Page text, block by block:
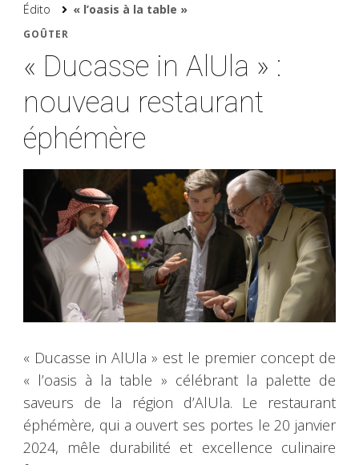
Édito « l’oasis à la table »
GOÛTER
« Ducasse in AlUla » :
nouveau restaurant
éphémère
« Ducasse in AlUla » est le premier concept de
« l’oasis à la table » célébrant la palette de
saveurs de la région d’AlUla. Le restaurant
éphémère, qui a ouvert ses portes le 20 janvier
2024, mêle durabilité et excellence culinaire